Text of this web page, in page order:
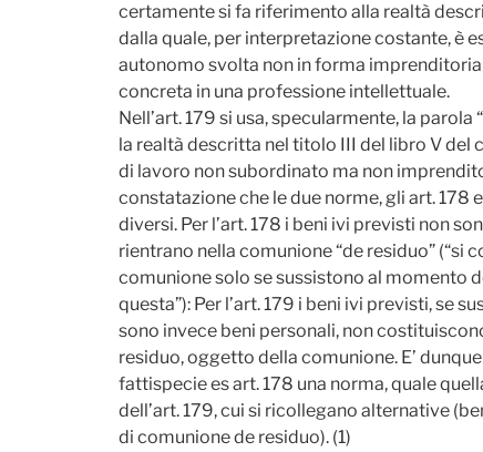
certamente si fa riferimento alla realtà
dalla quale, per interpretazione costante, è
autonomo svolta non in forma
concreta in una professione intellettuale.
Nell’art. 179 si usa, specularmente, la
la realtà descritta nel titolo III del libro V del
di lavoro non subordinato ma non
constatazione che le due norme, gli art. 178
diversi. Per l’art. 178 i beni ivi previsti non
rientrano nella comunione “de residuo” (“si
comunione solo se sussistono al momento
questa”): Per l’art. 179 i beni ivi previsti, se
sono invece beni personali, non
residuo, oggetto della comunione. E’
fattispecie es art. 178 una norma, quale
dell’art. 179, cui si ricollegano alternative
di comunione de residuo). (1)